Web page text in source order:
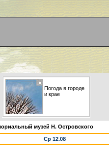
Погода в городе
и крае
музей Н. Островского
Ср 12.08